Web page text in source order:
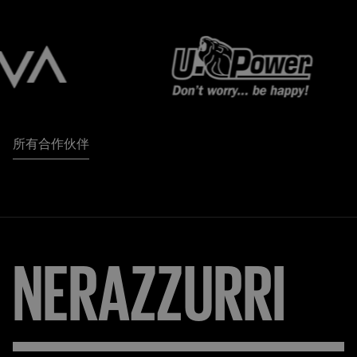
所有合作伙伴
NERAZZURRI